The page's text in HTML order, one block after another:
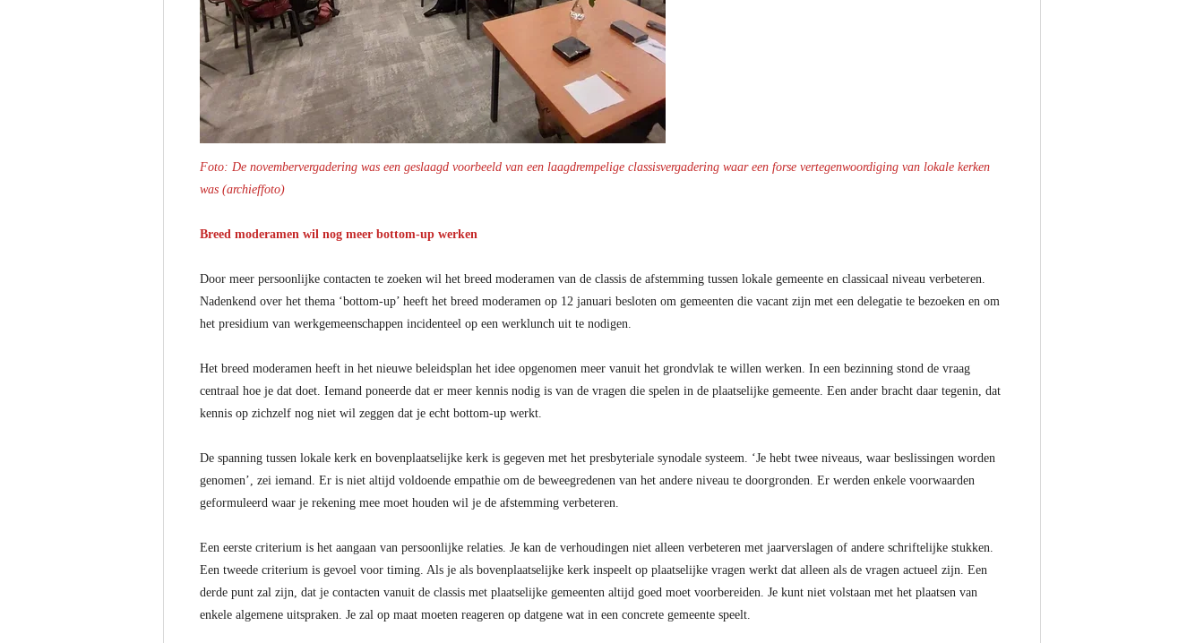
Foto: De novembervergadering was een geslaagd voorbeeld van een laagdrempelige classisvergadering waar een forse vertegenwoordiging van lokale kerken
was (archieffoto)
Breed moderamen wil nog meer bottom-up werken
Door meer persoonlijke contacten te zoeken wil het breed moderamen van de classis de afstemming tussen lokale gemeente en classicaal niveau verbeteren.
Nadenkend over het thema ‘bottom-up’ heeft het breed moderamen op 12 januari besloten om gemeenten die vacant zijn met een delegatie te bezoeken en om
het presidium van werkgemeenschappen incidenteel op een werklunch uit te nodigen.
Het breed moderamen heeft in het nieuwe beleidsplan het idee opgenomen meer vanuit het grondvlak te willen werken. In een bezinning stond de vraag
centraal hoe je dat doet. Iemand poneerde dat er meer kennis nodig is van de vragen die spelen in de plaatselijke gemeente. Een ander bracht daar tegenin, dat
kennis op zichzelf nog niet wil zeggen dat je echt bottom-up werkt.
De spanning tussen lokale kerk en bovenplaatselijke kerk is gegeven met het presbyteriale synodale systeem. ‘Je hebt twee niveaus, waar beslissingen worden
genomen’, zei iemand. Er is niet altijd voldoende empathie om de beweegredenen van het andere niveau te doorgronden. Er werden enkele voorwaarden
geformuleerd waar je rekening mee moet houden wil je de afstemming verbeteren.
Een eerste criterium is het aangaan van persoonlijke relaties. Je kan de verhoudingen niet alleen verbeteren met jaarverslagen of andere schriftelijke stukken.
Een tweede criterium is gevoel voor timing. Als je als bovenplaatselijke kerk inspeelt op plaatselijke vragen werkt dat alleen als de vragen actueel zijn. Een
derde punt zal zijn, dat je contacten vanuit de classis met plaatselijke gemeenten altijd goed moet voorbereiden. Je kunt niet volstaan met het plaatsen van
enkele algemene uitspraken. Je zal op maat moeten reageren op datgene wat in een concrete gemeente speelt.